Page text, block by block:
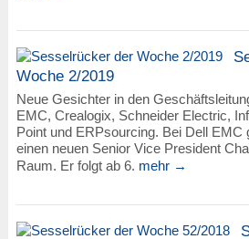
Woche 2/2019
Neue Gesichter in den
EMC, Crealogix, Schneider Electric,
Point und ERPsourcing. Bei Dell EMC
einen neuen Senior Vice President
Raum. Er folgt ab 6. mehr →